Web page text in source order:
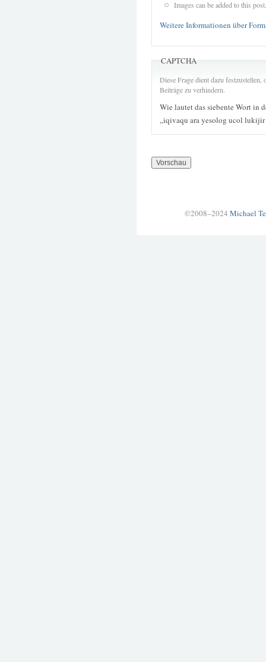
Images can be added to this post.
Weitere Informationen über
CAPTCHA
Diese Frage dient dazu
Beiträge zu verhindern.
Wie lautet das siebente Wort in
„iqivaqu ara yesolog ucol
©2008–2024 Michael